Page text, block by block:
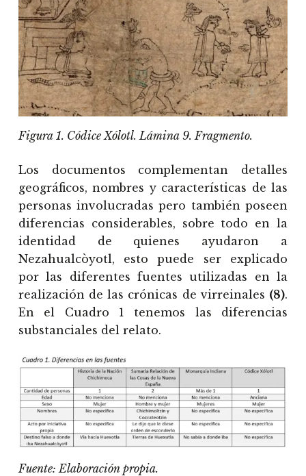
Figura 1. Códice Xólotl. Lámina 9. Fragmento.
Los documentos complementan detalles
geográficos, nombres y características de las
personas involucradas pero también poseen
diferencias considerables, sobre todo en la
identidad de quienes ayudaron a
Nezahualcòyotl, esto puede ser explicado
por las diferentes fuentes utilizadas en la
realización de las crónicas de virreinales (8).
En el Cuadro 1 tenemos las diferencias
substanciales del relato.
Fuente: Elaboración propia.